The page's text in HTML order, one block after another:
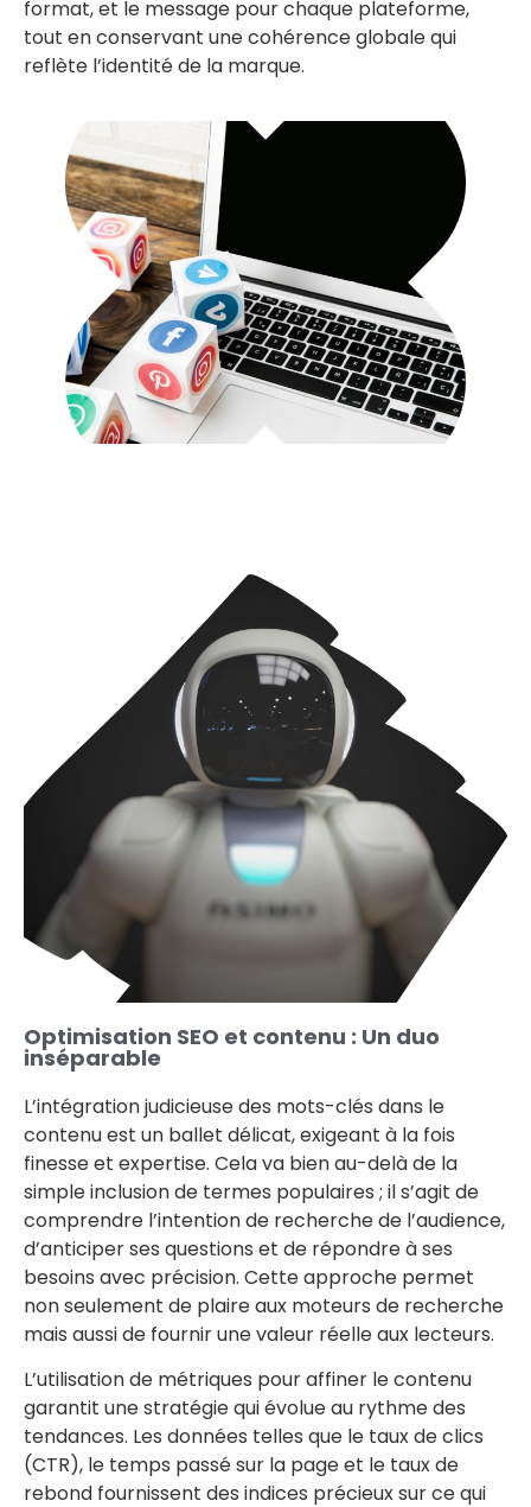
format, et le message pour chaque plateforme,
tout en conservant une cohérence globale qui
reflète l’identité de la marque.
Optimisation SEO et contenu : Un duo
inséparable
L’intégration judicieuse des mots-clés dans le
contenu est un ballet délicat, exigeant à la fois
finesse et expertise. Cela va bien au-delà de la
simple inclusion de termes populaires ; il s’agit de
comprendre l’intention de recherche de l’audience,
d’anticiper ses questions et de répondre à ses
besoins avec précision. Cette approche permet
non seulement de plaire aux moteurs de recherche
mais aussi de fournir une valeur réelle aux lecteurs.
L’utilisation de métriques pour affiner le contenu
garantit une stratégie qui évolue au rythme des
tendances. Les données telles que le taux de clics
(CTR), le temps passé sur la page et le taux de
rebond fournissent des indices précieux sur ce qui